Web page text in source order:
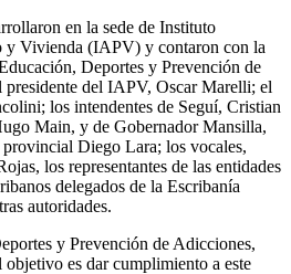
en la sede de Instituto
y Vivienda (IAPV) y contaron con la
Deportes y Prevención de
del IAPV, Oscar Marelli; el
los intendentes de Seguí, Cristian
Main, y de Gobernador Mansilla,
Diego Lara; los vocales,
los representantes de las entidades
delegados de la Escribanía
autoridades.
y Prevención de Adicciones,
es dar cumplimiento a este